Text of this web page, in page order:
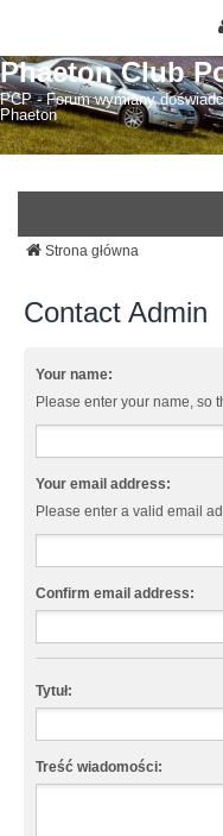
Phaeton Club
PCP - Forum wymiany
Phaeton
Strona główna
Contact Admin
Your name:
Please enter your name, so
Your email address:
Please enter a valid email
Confirm email address:
Tytuł:
Treść wiadomości: